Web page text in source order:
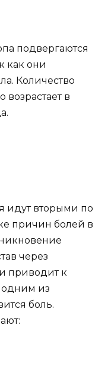
подвергаются
как они
Количество
возрастает в
идут вторыми по
причин болей в
через
приводит к
одним из
боль.